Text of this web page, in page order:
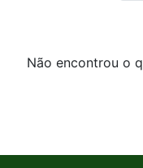
Não encontrou o